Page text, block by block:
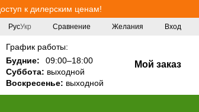
к дилерским ценам!
РусУкр Сравнение Желания Вход
График работы:
Будние:
09:00–18:00
Суббота: выходной
Воскресенье: выходной
Мой заказ